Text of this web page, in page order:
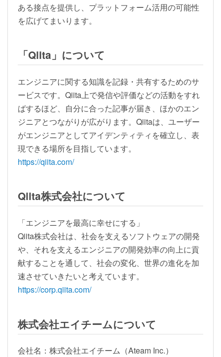
ある接点を提供し、プラットフォーム活用の可能性
を広げてまいります。
「Qiita」について
エンジニアに関する知識を記録・共有するためのサ
ービスです。Qiita上で発信や評価などの活動をすれ
ばするほど、自分に合った記事が届き、ほかのエン
ジニアとつながりが広がります。Qiitaは、ユーザー
がエンジニアとしてアイデンティティを確立し、表
現できる場所を目指しています。
https://qiita.com/
Qiita株式会社について
「エンジニアを最高に幸せにする」
Qiita株式会社は、社会を支えるソフトウェアの開発
や、それを支えるエンジニアの開発効率の向上に貢
献することを通して、社会の変化、世界の進化を加
速させていきたいと考えています。
https://corp.qiita.com/
株式会社エイチームについて
会社名：株式会社エイチーム（Ateam Inc.）